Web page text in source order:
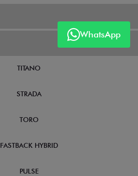
WhatsApp
TITANO
STRADA
TORO
FASTBACK HYBRID
PULSE